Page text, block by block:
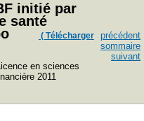
initié par
santé
( Télécharger
en sciences
2011
précédent
sommaire
suivant